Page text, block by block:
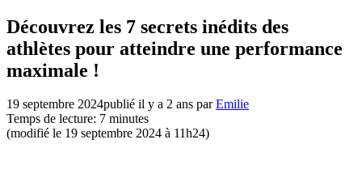
Découvrez les 7 secrets inédits des
athlètes pour atteindre une performance
maximale !
19 septembre 2024publié il y a 2 ans parEmilie
Temps de lecture: 7 minutes
(modifié le 19 septembre 2024 à 11h24)